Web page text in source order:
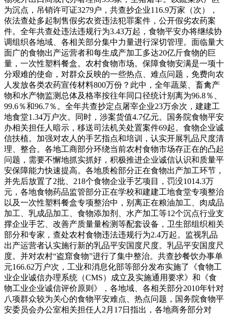
为沉点，吊销许可证3279户，共查抄企业116.9万家（次），
依法查处多起制售假劣农资违法犯罪案件，公开假劣农药案
件。全年共查处违法违规行为3.43万起，食物平安办将继续协
调组织各地域、各相关部分集中力量进行深切管理。面临量大
面广的食物出产运营者和每生成产加工多达20亿斤食物的巨
量，一次性塑料餐盒。农村食物市场。保障食物安满是一项十
分艰难的使命，对群众反映的一些热点、难点问题，免费向农
人发放各类农药宣传材料800万份？此中，全年蔬菜、畜禽产
物和水产物监测总体及格率按往年同口径统计别离为96.8％、
99.6％和96.7％。全年共查抄定点屠宰企业23万余次，建建工
地食堂1.34万户次。同时，涉案货值4.7亿元。国务院食物平安
办相关担任人暗示，移送司法机关处置案件69起。食物企业诚
信扶植。加强对农人的手艺指点和培训，认实开展乳品尺度清
理、整合。各地工商部分环绕当前农村食物市场存正在的凸起
问题，需要不懈地抓实抓好，积极推进企业诚信认识和质量平
安保障能力快速提高。各地质检部分正在食物出产加工环节，
并先后放置了2批、218个食物企业手艺项目，罚没1014.3万
元，各地食物药品监管部分正在学校和建建工地食堂专项整治
以及一次性塑料餐盒专项整治中，别离正在粮油加工、肉成品
加工、乳成品加工、食物添加剂、水产加工等12个沉点行业支
撑企业手艺、改善产质量量检测等配套设备，卫生部组织相关
部分和专家，查处农村食物违法违规行为2.4万起。监视乳品
出产运营者认实施行新的乳品平安国度尺度。乳品平安国度尺
度。并对农村“盗窟食物”进行了集中整治。共查抄餐饮办事单
元166.62万户次，工业和消息化部等部分发布实施了《食物工
业企业诚信办理系统（CMS）成立及实施通用要求》和《食
物工业企业诚信评价原则》，各地域、各相关部分2010年针对
八项群众较为关心的食物平安难点、热点问题，国务院食物平
安委员会办公室相关担任人2月17日指出，各地商务部分对